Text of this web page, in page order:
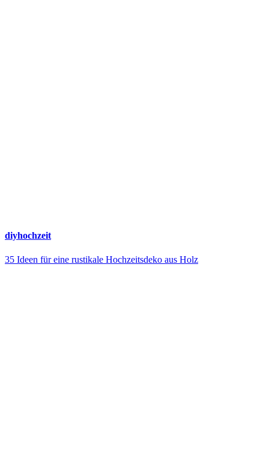
diyhochzeit
35 Ideen für eine rustikale Hochzeitsdeko aus Holz